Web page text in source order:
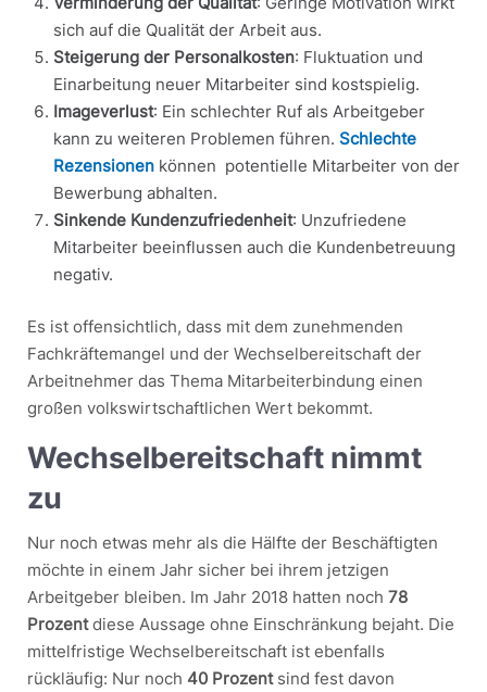
sich auf die Qualität der Arbeit aus.
Steigerung der Personalkosten: Fluktuation und
Einarbeitung neuer Mitarbeiter sind kostspielig.
Imageverlust: Ein schlechter Ruf als Arbeitgeber
kann zu weiteren Problemen führen. Schlechte
Rezensionenkönnen potentielle Mitarbeiter von der
Bewerbung abhalten.
Sinkende Kundenzufriedenheit: Unzufriedene
Mitarbeiter beeinflussen auch die Kundenbetreuung
negativ.
Es ist offensichtlich, dass mit dem zunehmenden
Fachkräftemangel und der Wechselbereitschaft der
Arbeitnehmer das Thema Mitarbeiterbindung einen
großen volkswirtschaftlichen Wert bekommt.
Wechselbereitschaft nimmt
zu
Nur noch etwas mehr als die Hälfte der Beschäftigten
möchte in einem Jahr sicher bei ihrem jetzigen
Arbeitgeber bleiben. Im Jahr 2018 hatten noch 78
Prozentdiese Aussage ohne Einschränkung bejaht. Die
mittelfristige Wechselbereitschaft ist ebenfalls
rückläufig: Nur noch 40 Prozentsind fest davon